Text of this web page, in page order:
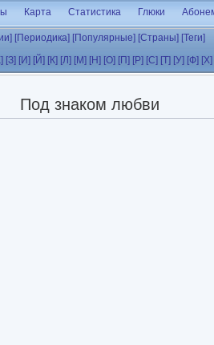
Карта Статистика Глюки
[Периодика] [Популярные] [Страны] [Теги]
[З] [И] [Й] [К] [Л] [М] [Н] [О] [П] [Р] [С] [Т] [У] [Ф] [Х]
Под знаком любви